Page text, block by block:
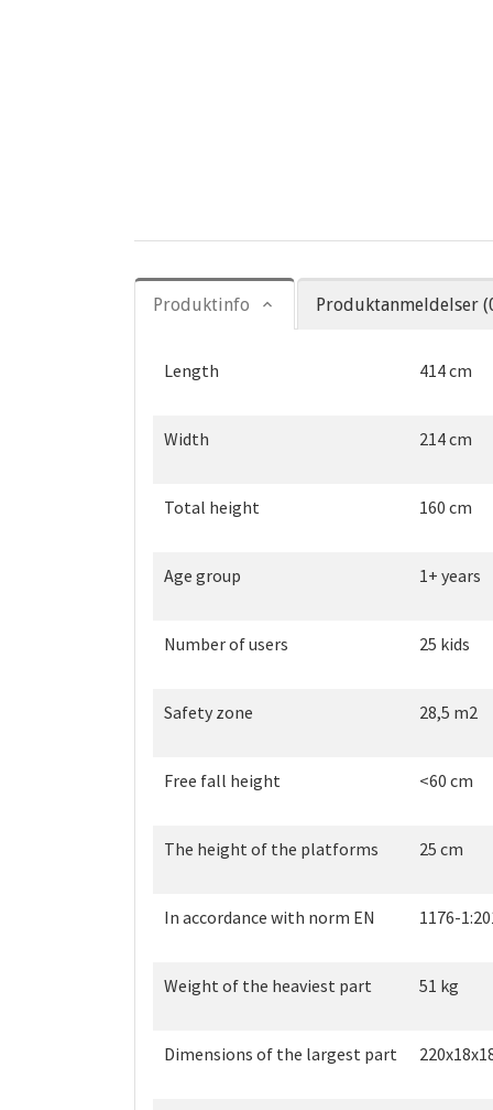
Produktinfo Produktanmeldelser
Length 414 cm
Width 214 cm
Total height 160 cm
Age group 1+ years
Number of users 25 kids
Safety zone 28,5 m2
Free fall height <60 cm
The height of the platforms 25 cm
In accordance with norm EN 1176-
Weight of the heaviest part 51 kg
Dimensions of the largest part